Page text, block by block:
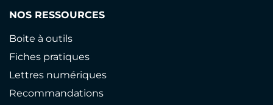
NOS RESSOURCES
Boite à outils
Fiches pratiques
Lettres numériques
Recommandations